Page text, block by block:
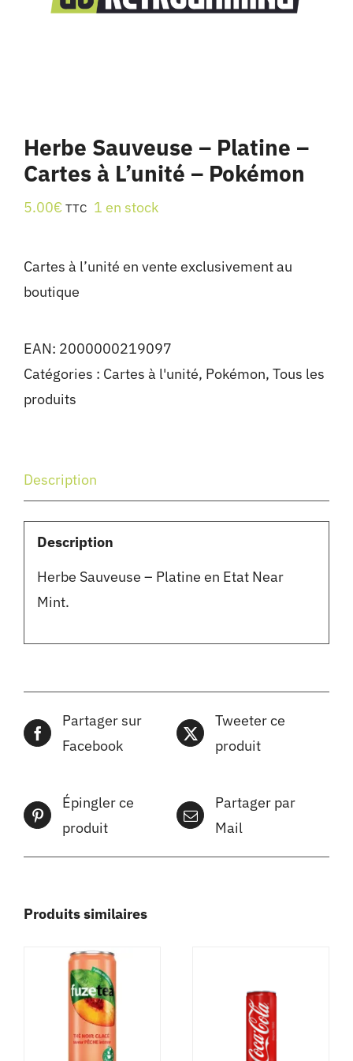
Herbe Sauveuse – Platine –
Cartes à L’unité – Pokémon
5.00€ TTC 1 en stock
Cartes à l’unité en vente exclusivement au
boutique
EAN: 2000000219097
Catégories : Cartes à l'unité, Pokémon, Tous les
produits
Description
Description
Herbe Sauveuse – Platine en Etat Near
Mint.
Partager sur
Facebook
Tweeter ce
produit
Épingler ce
produit
Partager par
Mail
Produits similaires